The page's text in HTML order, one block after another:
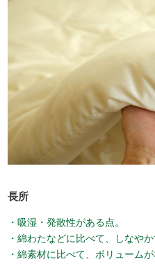
長所
・吸湿・発散性がある点。
・綿わたなどに比べて、しなや
・綿素材に比べて、ボリューム